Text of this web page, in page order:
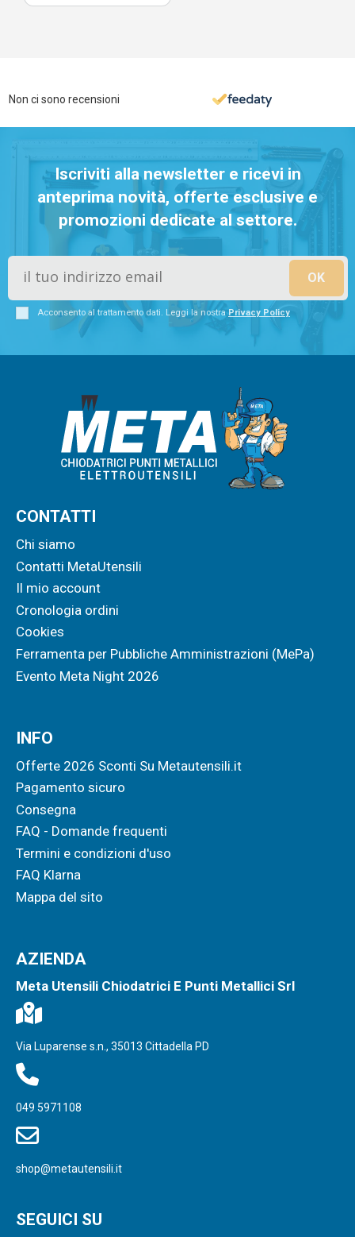
Non ci sono recensioni
Iscriviti alla newsletter e ricevi in
anteprima novità, offerte esclusive e
promozioni dedicate al settore.
Acconsento al trattamento dati. Leggi la nostraPrivacy Policy
CONTATTI
Chi siamo
Contatti MetaUtensili
Il mio account
Cronologia ordini
Cookies
Ferramenta per Pubbliche Amministrazioni (MePa)
Evento Meta Night 2026
INFO
Offerte 2026 Sconti Su Metautensili.it
Pagamento sicuro
Consegna
FAQ - Domande frequenti
Termini e condizioni d'uso
FAQ Klarna
Mappa del sito
AZIENDA
Meta Utensili Chiodatrici E Punti Metallici Srl
Via Luparense s.n., 35013 Cittadella PD
049 5971108
shop@metautensili.it
SEGUICI SU